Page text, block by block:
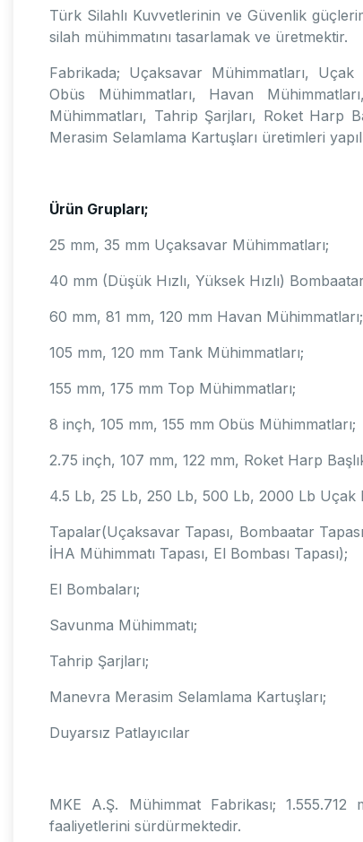
Türk Silahlı Kuvvetlerinin ve Güvenlik
silah mühimmatını tasarlamak ve üretmektir.
Fabrikada; Uçaksavar Mühimmatları,
Obüs Mühimmatları, Havan
Mühimmatları, Tahrip Şarjları, Roket Harp
Merasim Selamlama Kartuşları üretimleri
Ürün Grupları;
25 mm, 35 mm Uçaksavar Mühimmatları;
40 mm (Düşük Hızlı, Yüksek Hızlı)
60 mm, 81 mm, 120 mm Havan Mühimmatları;
105 mm, 120 mm Tank Mühimmatları;
155 mm, 175 mm Top Mühimmatları;
8 inçh, 105 mm, 155 mm Obüs Mühimmatları;
2.75 inçh, 107 mm, 122 mm, Roket Harp
4.5 Lb, 25 Lb, 250 Lb, 500 Lb, 2000 Lb Uçak
Tapalar(Uçaksavar Tapası, Bombaatar
İHA Mühimmatı Tapası, El Bombası Tapası);
El Bombaları;
Savunma Mühimmatı;
Tahrip Şarjları;
Manevra Merasim Selamlama Kartuşları;
Duyarsız Patlayıcılar
MKE A.Ş. Mühimmat Fabrikası;
faaliyetlerini sürdürmektedir.